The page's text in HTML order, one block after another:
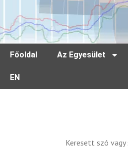
Főoldal Az Egyesület
EN
Keresett szó vagy